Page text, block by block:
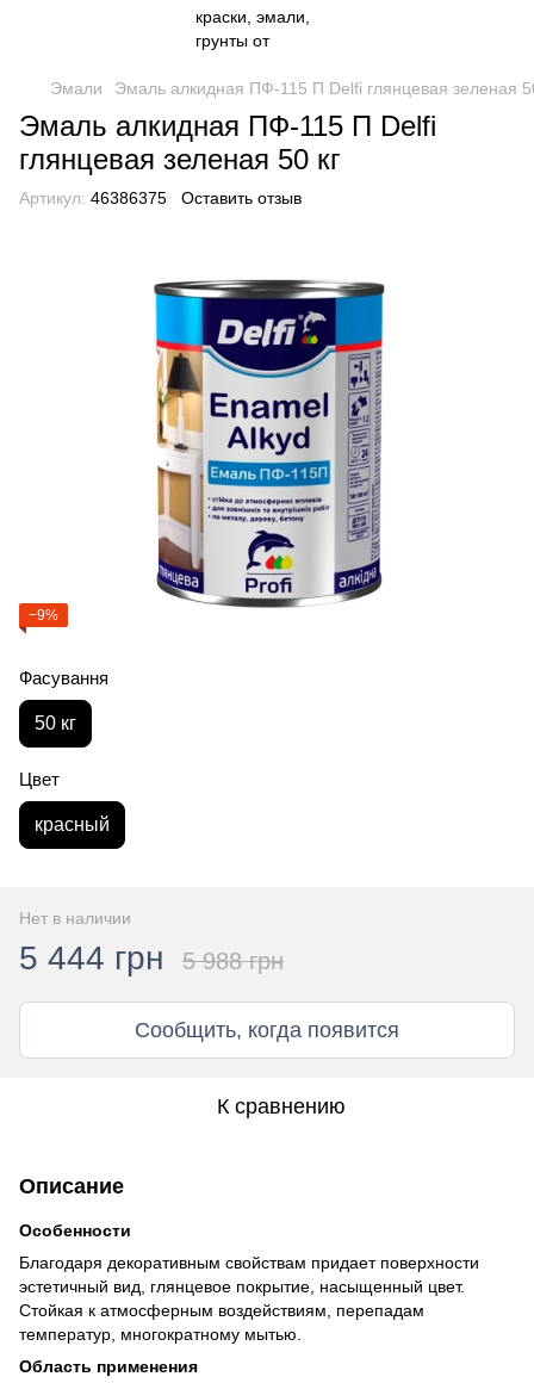
Эмали Эмаль алкидная ПФ-115 П Delfi глянцевая зеленая
Эмаль алкидная ПФ-115 П Delfi
глянцевая зеленая 50 кг
Артикул: 46386375 Оставить отзыв
−9%
Фасування
50 кг
Цвет
красный
Нет в наличии
5 444 грн 5 988 грн
Сообщить, когда появится
К сравнению
Описание
Особенности
Благодаря декоративным свойствам придает поверхности
эстетичный вид, глянцевое покрытие, насыщенный цвет.
Стойкая к атмосферным воздействиям, перепадам
температур, многократному мытью.
Область применения